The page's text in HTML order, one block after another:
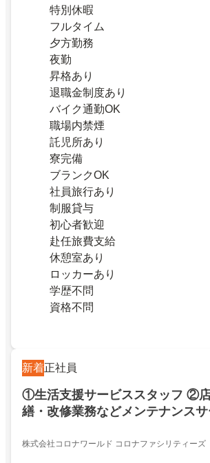
特別休暇
フルタイム
夕方勤務
夜勤
昇格あり
退職金制度あり
バイク通勤OK
職場内禁煙
託児所あり
寮完備
ブランクOK
社員旅行あり
制服貸与
初心者歓迎
赴任旅費支給
休憩室あり
ロッカーあり
学歴不問
資格不問
新着正社員
①生活支援サービススタッフ ②
繕・改修業務などメンテナンス
株式会社コロナワールド コロナファシリティーズ